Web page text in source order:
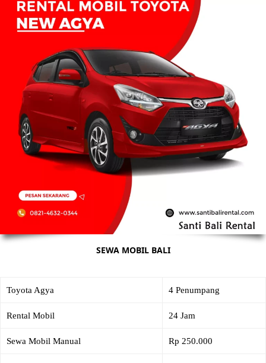
SEWA MOBIL BALI
Toyota Agya 4 Penumpang
Rental Mobil 24 Jam
Sewa Mobil Manual Rp 250.000